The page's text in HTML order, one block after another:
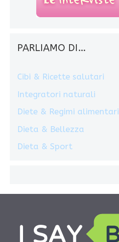
PARLIAMO DI…
Cibi & Ricette salutari
Integratori naturali
Diete & Regimi alimentari
Dieta & Bellezza
Dieta & Sport